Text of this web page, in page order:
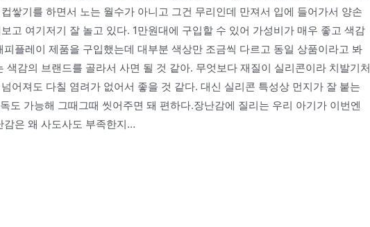
쌓기를 하면서 노는 월수가 아니고 그건 무리인데 만져서 입에 들어가서 양손
고 여기저기 잘 놀고 있다. 1만원대에 구입할 수 있어 가성비가 매우 좋고 색감
플레이 제품을 구입했는데 대부분 색상만 조금씩 다르고 동일 상품이라고 봐
색감의 브랜드를 골라서 사면 될 것 같아. 무엇보다 재질이 실리콘이라 치발기처
어져도 다칠 염려가 없어서 좋을 것 같다. 대신 실리콘 특성상 먼지가 잘 붙는
도 가능해 그때그때 씻어주면 돼 편하다.장난감에 질리는 우리 아기가 이번엔
감은 왜 사도사도 부족한지…